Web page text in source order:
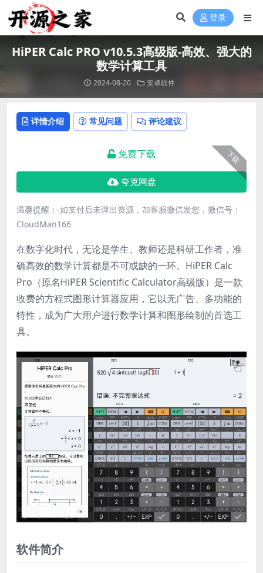
登录
HiPER Calc PRO v10.5.3高级版-高效、强大的
数学计算工具
2024-08-20 安卓软件
详情介绍 常见问题 评论建议
下载
免费下载
夸克网盘
温馨提醒： 如支付后未弹出资源，加客服微信发您，微信号：
CloudMan166
在数字化时代，无论是学生、教师还是科研工作者，准
确高效的数学计算都是不可或缺的一环。HiPER Calc
Pro（原名HiPER Scientific Calculator高级版）是一款
收费的方程式图形计算器应用，它以无广告、多功能的
特性，成为广大用户进行数学计算和图形绘制的首选工
具。
软件简介